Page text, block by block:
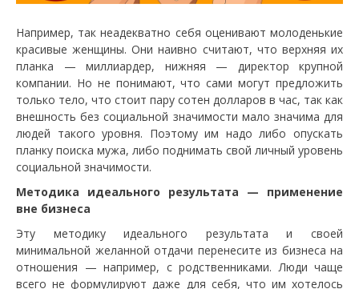
Например, так неадекватно себя оценивают молоденькие
красивые женщины. Они наивно считают, что верхняя их
планка — миллиардер, нижняя — директор крупной
компании. Но не понимают, что сами могут предложить
только тело, что стоит пару сотен долларов в час, так как
внешность без социальной значимости мало значима для
людей такого уровня. Поэтому им надо либо опускать
планку поиска мужа, либо поднимать свой личный уровень
социальной значимости.
Методика идеального результата — применение
вне бизнеса
Эту методику идеального результата и своей
минимальной желанной отдачи перенесите из бизнеса на
отношения — например, с родственниками. Люди чаще
всего не формулируют даже для себя, что им хотелось